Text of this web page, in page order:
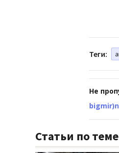
Теги:
Не
Статьи по теме